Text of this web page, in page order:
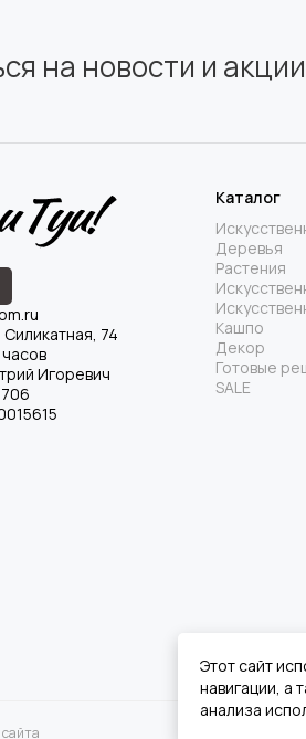
на новости и акции
74
Игоревич
Каталог
Деревья
Растения
Кашпо
Декор
Готовые
SALE
Этот сайт
навигации, а
анализа